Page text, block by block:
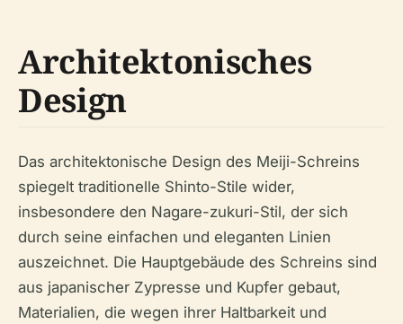
Architektonisches
Design
Das architektonische Design des Meiji-Schreins
spiegelt traditionelle Shinto-Stile wider,
insbesondere den Nagare-zukuri-Stil, der sich
durch seine einfachen und eleganten Linien
auszeichnet. Die Hauptgebäude des Schreins sind
aus japanischer Zypresse und Kupfer gebaut,
Materialien, die wegen ihrer Haltbarkeit und